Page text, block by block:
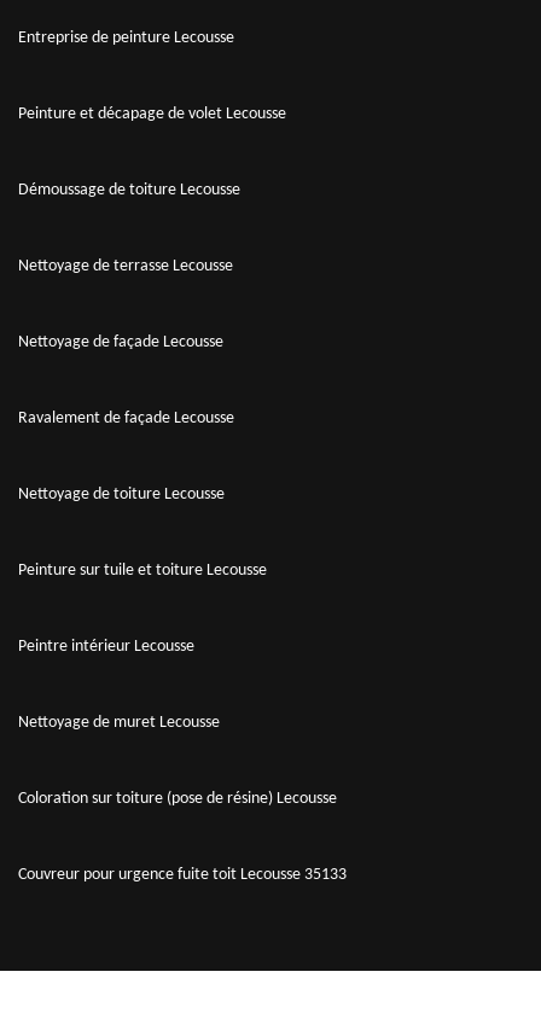
Entreprise de peinture Lecousse
Peinture et décapage de volet Lecousse
Démoussage de toiture Lecousse
Nettoyage de terrasse Lecousse
Nettoyage de façade Lecousse
Ravalement de façade Lecousse
Nettoyage de toiture Lecousse
Peinture sur tuile et toiture Lecousse
Peintre intérieur Lecousse
Nettoyage de muret Lecousse
Coloration sur toiture (pose de résine) Lecousse
Couvreur pour urgence fuite toit Lecousse 35133